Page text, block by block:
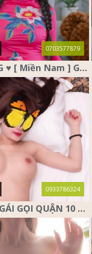
0703577879
♥️ THỎ TRẮNG ♥️ [ Miền Nam ] Gái Gọi Quận 10, Sài Gòn
0933786324
NGỌC THẢO GÁI GỌI QUẬN 10 SÀI GÒN, DÂM XINH CÁ TÍNH